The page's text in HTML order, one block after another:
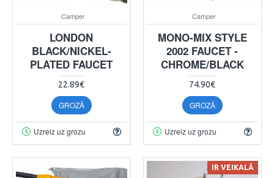
Camper
LONDON
BLACK/NICKEL-
PLATED FAUCET
22.89€
GROZĀ
Uzreiz uz grozu
Camper
MONO-MIX STYLE
2002 FAUCET -
CHROME/BLACK
74.90€
GROZĀ
Uzreiz uz grozu
IR VEIKALĀ